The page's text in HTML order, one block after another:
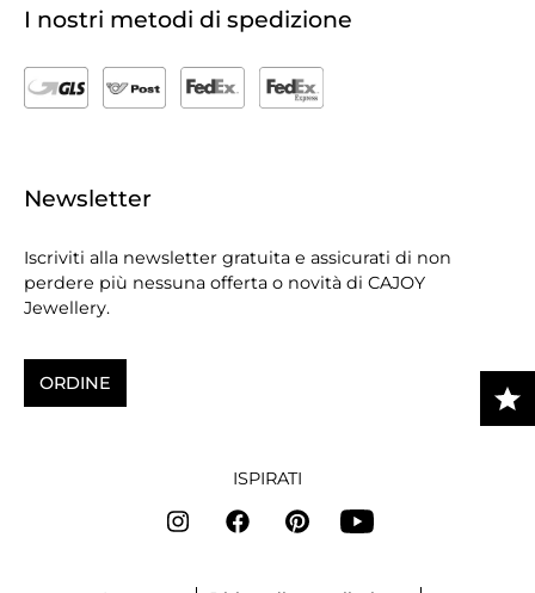
I nostri metodi di spedizione
Newsletter
Iscriviti alla newsletter gratuita e assicurati di non
perdere più nessuna offerta o novità di CAJOY
Jewellery.
ORDINE
ISPIRATI